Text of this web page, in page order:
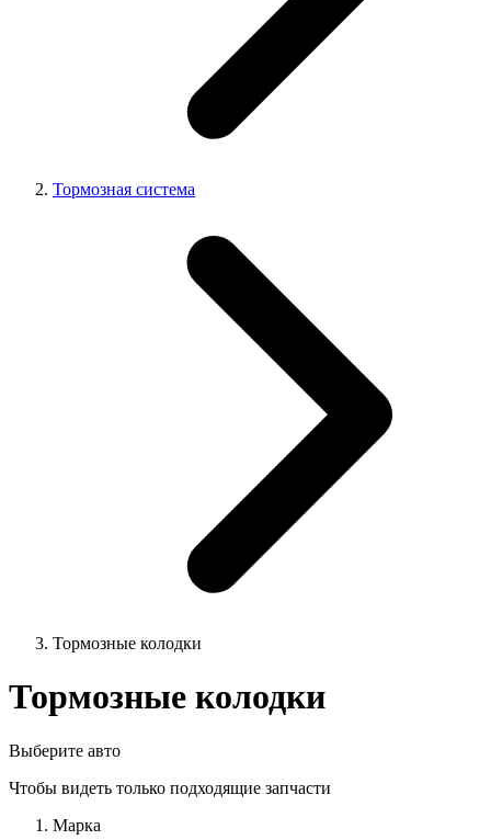
Тормозная система
Тормозные колодки
Тормозные колодки
Выберите авто
Чтобы видеть только подходящие запчасти
Марка